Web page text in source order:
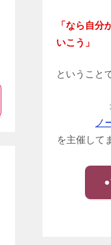
「なら自分
いこう」
ということ
ノ
を主催して